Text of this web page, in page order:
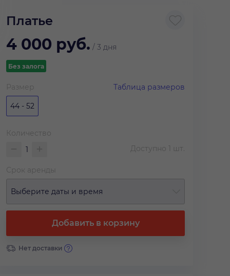
Платье
4 000 руб. / 3 дня
Без залога
Таблица размеров
Размер
44 - 52
Количество
Доступно 1 шт.
Срок аренды
Выберите даты и время
Добавить в корзину
Нет доставки